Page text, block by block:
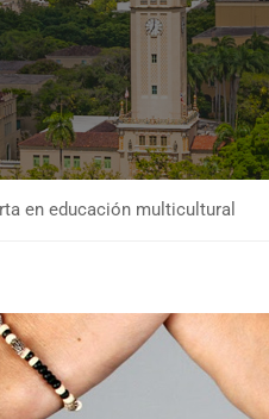
en educación multicultural